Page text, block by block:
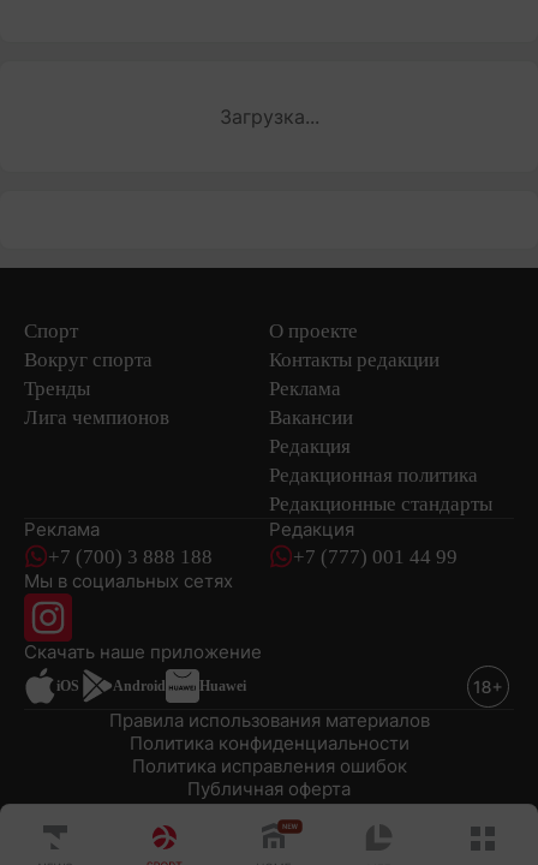
Загрузка...
Спорт
Вокруг спорта
Тренды
Лига чемпионов
О проекте
Контакты редакции
Реклама
Вакансии
Редакция
Редакционная политика
Редакционные стандарты
Реклама
+7 (700) 3 888 188
Редакция
+7 (777) 001 44 99
Мы в социальных сетях
Скачать наше приложениеновостей
iOS Android Huawei
Публичная оферта
Политика исправления ошибок
Политика конфиденциальности
Правила использования материалов